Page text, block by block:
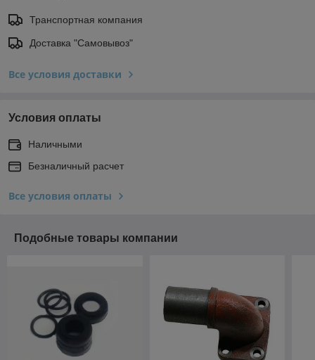
Транспортная компания
Доставка "Самовывоз"
Все условия доставки
Условия оплаты
Наличными
Безналичный расчет
Все условия оплаты
Подобные товары компании